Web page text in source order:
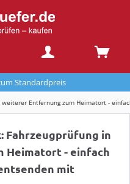
Standardpreis
weiterer Entfernung zum Heimatort -
Fahrzeugprüfung in
Heimatort - einfach
mit